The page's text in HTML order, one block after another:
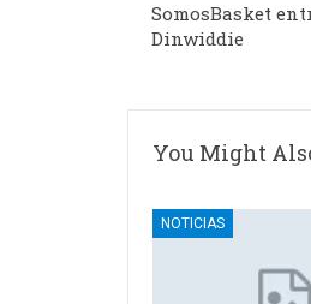
SomosBasket
Dinwiddie
You Might
NOTICIAS